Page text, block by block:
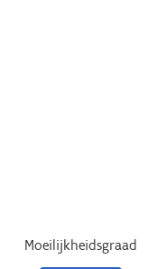
Moeilijkheidsgraad